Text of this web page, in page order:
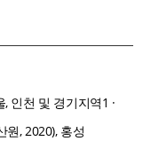
인천 및 경기지역1 ·
원, 2020), 홍성